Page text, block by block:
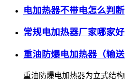
电加热器不带电怎么判断
常规电加热器厂家哪家好
重油防爆电加热器（输送
重油防爆电加热器为立式结